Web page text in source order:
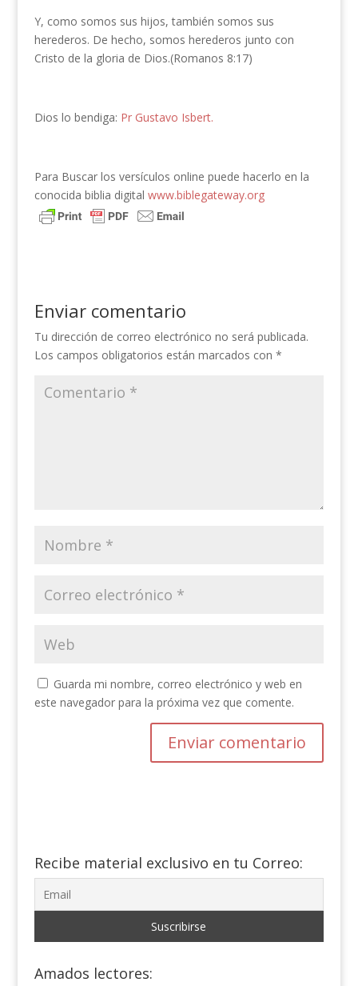
Y, como somos sus hijos, también somos sus
herederos. De hecho, somos herederos junto con
Cristo de la gloria de Dios.(Romanos 8:17)
Dios lo bendiga: Pr Gustavo Isbert.
Para Buscar los versículos online puede hacerlo en la
conocida biblia digital www.biblegateway.org
Enviar comentario
Tu dirección de correo electrónico no será publicada.
Los campos obligatorios están marcados con *
Guarda mi nombre, correo electrónico y web en
este navegador para la próxima vez que comente.
Recibe material exclusivo en tu Correo:
Amados lectores: